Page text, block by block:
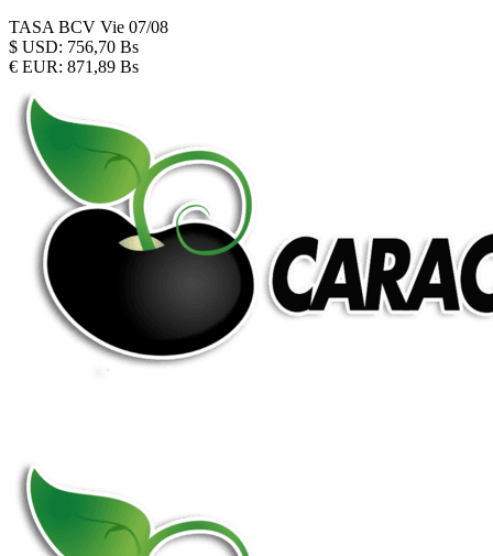
TASA BCV Vie 07/08
$ USD: 756,70 Bs
€ EUR: 871,89 Bs